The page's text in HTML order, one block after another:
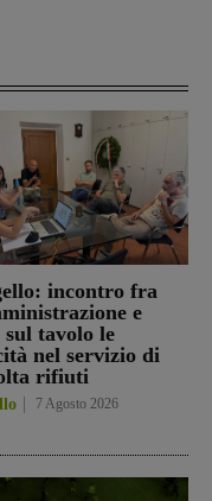
incontro fra
e
tavolo le
nel servizio di
rifiuti
7 Agosto 2026